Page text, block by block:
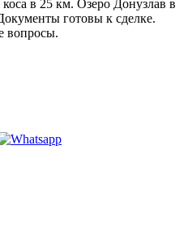
в 25 км. Озеро Донузлав в
готовы к сделке.
вопросы.